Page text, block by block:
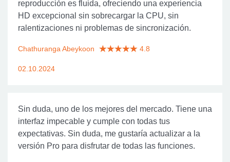
reproducción es fluida, ofreciendo una experiencia
HD excepcional sin sobrecargar la CPU, sin
ralentizaciones ni problemas de sincronización.
Chathuranga Abeykoon 4.8
02.10.2024
Sin duda, uno de los mejores del mercado. Tiene una
interfaz impecable y cumple con todas tus
expectativas. Sin duda, me gustaría actualizar a la
versión Pro para disfrutar de todas las funciones.